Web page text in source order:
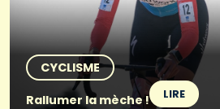
CYCLISME
Rallumer la mèche !
LIRE